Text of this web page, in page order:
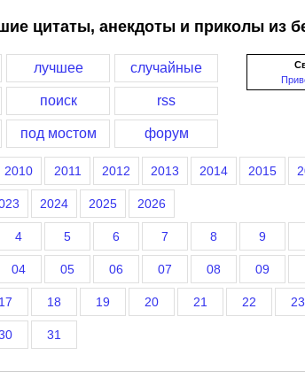
цитаты, анекдоты и приколы из
лучшее случайные
поиск rss
под мостом форум
2010 2011 2012 2013 2014 2015
2024 2025 2026
4 5 6 7 8 9
04 05 06 07 08 09
17 18 19 20 21 22 23
31